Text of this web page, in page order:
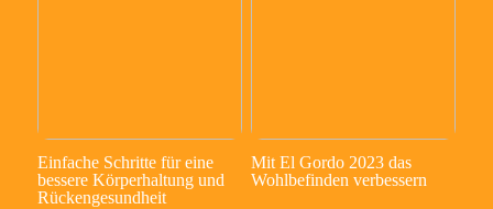
Einfache Schritte für eine
bessere Körperhaltung und
Rückengesundheit
Mit El Gordo 2023 das
Wohlbefinden verbessern